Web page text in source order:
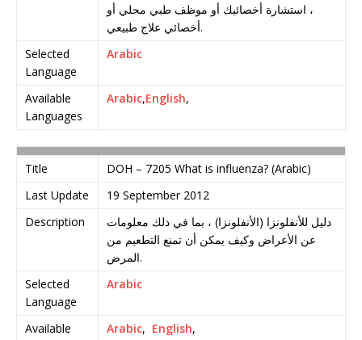
، استشارة أخصائيك أو موظف طبي محلي أو
أخصائي علاج طبيعي.
Selected
Language
Arabic
Available
Languages
Arabic,English,
Title
DOH – 7205 What is influenza? (Arabic)
Last Update
19 September 2012
Description
دليل للأنفلونزا (الأنفلونزا) ، بما في ذلك معلومات
عن الأعراض وكيف يمكن أن تمنع التطعيم من
المرض.
Selected
Language
Arabic
Available
Arabic, English,